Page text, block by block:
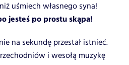
uśmiech własnego syna!
jesteś po prostu skąpa!
na sekundę przestał istnieć.
i wesołą muzykę